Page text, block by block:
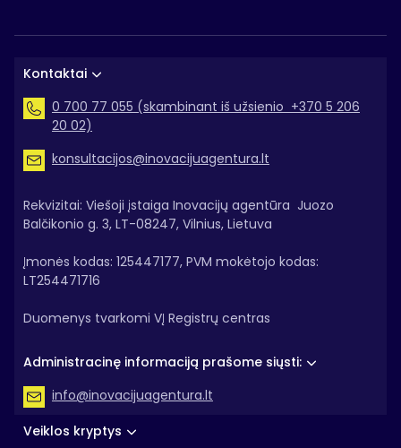
Veiklos kryptys
Kontaktai
0 700 77 055 (skambinant iš užsienio +370 5 206
20 02)
konsultacijos@inovacijuagentura.lt
Rekvizitai: Viešoji įstaiga Inovacijų agentūra Juozo
Balčikonio g. 3, LT-08247, Vilnius, Lietuva
Įmonės kodas: 125447177, PVM mokėtojo kodas:
LT254471716
Duomenys tvarkomi VĮ Registrų centras
Administracinę informaciją prašome siųsti:
info@inovacijuagentura.lt